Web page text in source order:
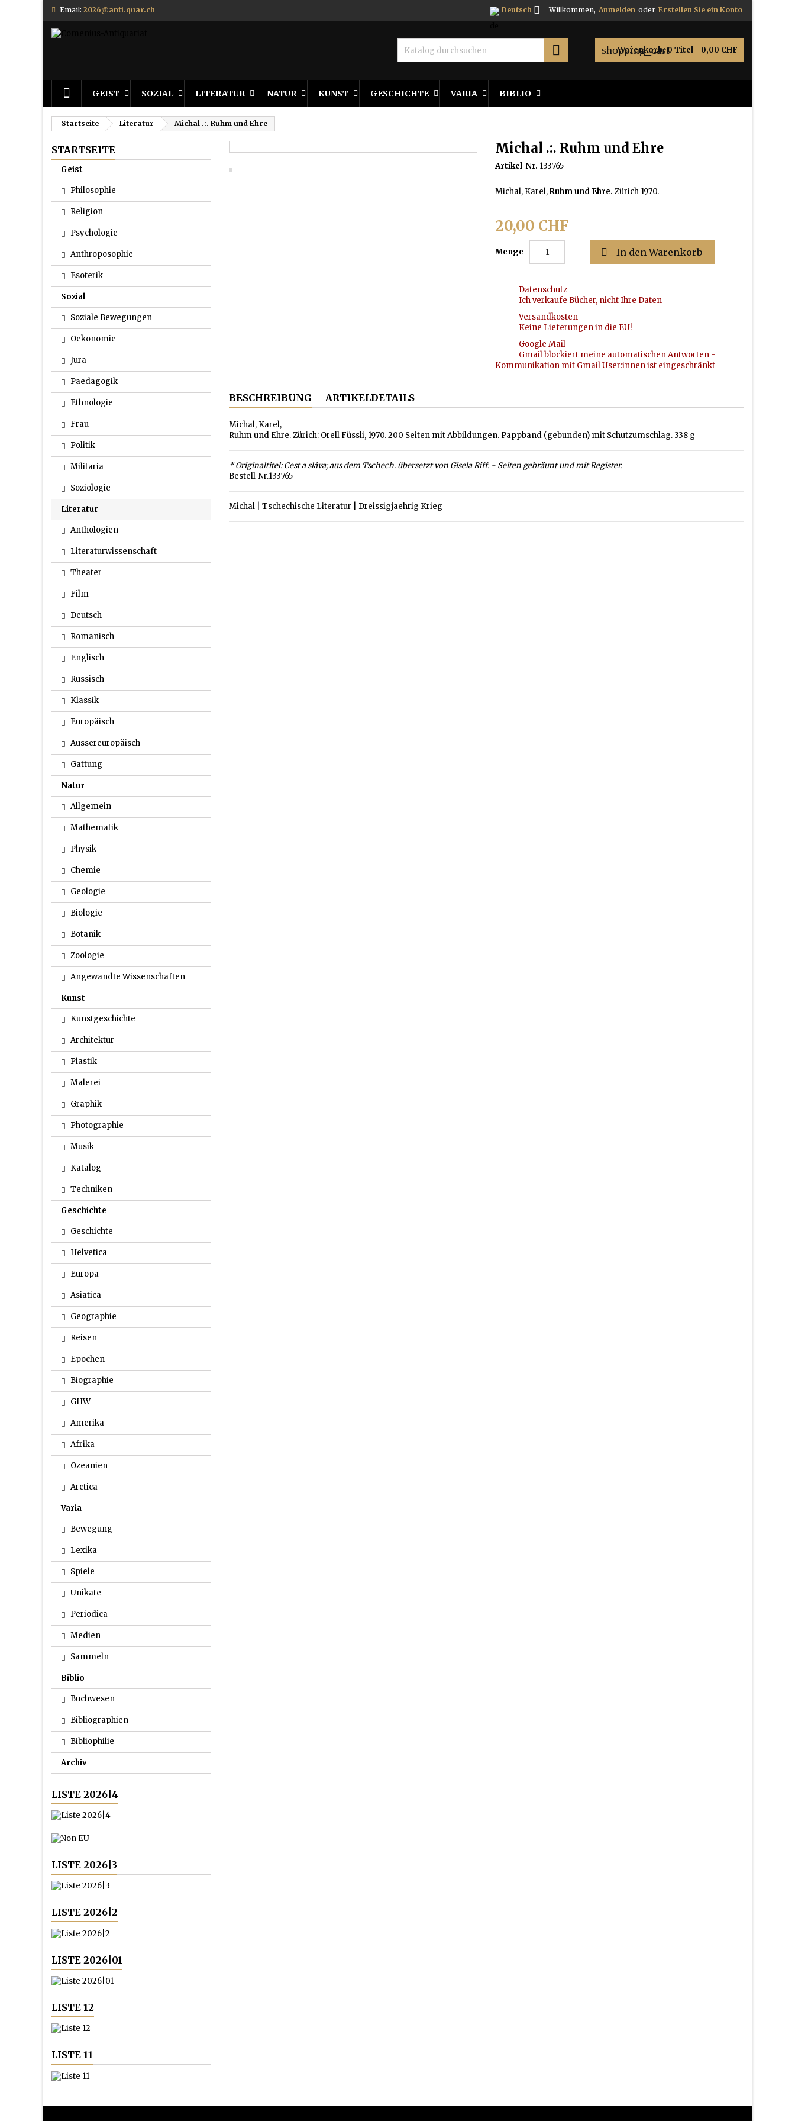
Email: 2026@anti.quar.ch Willkommen, Anmelden oder Erstellen Sie ein Konto
Deutsch 
shopping_cart
Warenkorb:0 Titel - 0,00 CHF

GEIST SOZIAL LITERATUR NATUR KUNST GESCHICHTE VARIA BIBLIO
Startseite Literatur Michal .:. Ruhm und Ehre
STARTSEITE
Geist
Philosophie
Religion
Psychologie
Anthroposophie
Esoterik
Sozial
Soziale Bewegungen
Oekonomie
Jura
Paedagogik
Ethnologie
Frau
Politik
Militaria
Soziologie
Literatur
Anthologien
Literaturwissenschaft
Theater
Film
Deutsch
Romanisch
Englisch
Russisch
Klassik
Europäisch
Aussereuropäisch
Gattung
Natur
Allgemein
Mathematik
Physik
Chemie
Geologie
Biologie
Botanik
Zoologie
Angewandte Wissenschaften
Kunst
Kunstgeschichte
Architektur
Plastik
Malerei
Graphik
Photographie
Musik
Katalog
Techniken
Geschichte
Geschichte
Helvetica
Europa
Asiatica
Geographie
Reisen
Epochen
Biographie
GHW
Amerika
Afrika
Ozeanien
Arctica
Varia
Bewegung
Lexika
Spiele
Unikate
Periodica
Medien
Sammeln
Biblio
Buchwesen
Bibliographien
Bibliophilie
Archiv
LISTE 2026|4
LISTE 2026|3
LISTE 2026|2
LISTE 2026|01
LISTE 12
LISTE 11
Michal .:. Ruhm und Ehre
Artikel-Nr. 133765
Michal, Karel,Ruhm und Ehre. Zürich 1970.
20,00 CHF
Menge  In den Warenkorb
Datenschutz
Ich verkaufe Bücher, nicht Ihre Daten
Versandkosten
Keine Lieferungen in die EU!
Google Mail
Gmail blockiert meine automatischen Antworten -
Kommunikation mit Gmail User:innen ist eingeschränkt
BESCHREIBUNG ARTIKELDETAILS
Michal, Karel,
Ruhm und Ehre. Zürich: Orell Füssli, 1970. 200 Seiten mit Abbildungen. Pappband (gebunden) mit Schutzumschlag. 338 g
* Originaltitel: Cest a sláva; aus dem Tschech. übersetzt von Gisela Riff. - Seiten gebräunt und mit Register.
Bestell-Nr.133765
Michal Tschechische Literatur Dreissigjaehrig Krieg